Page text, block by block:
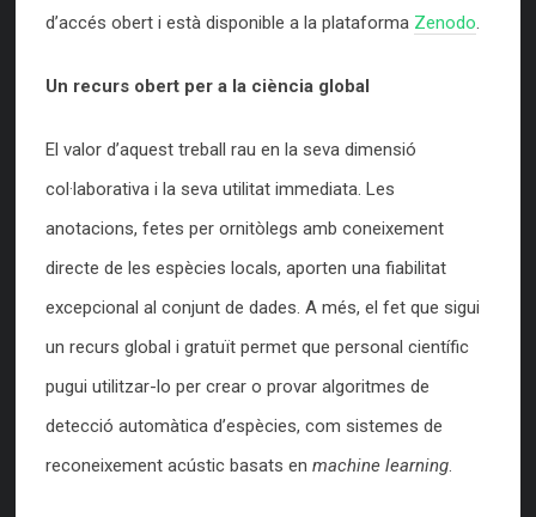
d’accés obert i està disponible a la plataforma Zenodo.
Un recurs obert per a la ciència global
El valor d’aquest treball rau en la seva dimensió
col·laborativa i la seva utilitat immediata. Les
anotacions, fetes per ornitòlegs amb coneixement
directe de les espècies locals, aporten una fiabilitat
excepcional al conjunt de dades. A més, el fet que sigui
un recurs global i gratuït permet que personal científic
pugui utilitzar-lo per crear o provar algoritmes de
detecció automàtica d’espècies, com sistemes de
reconeixement acústic basats en machine learning.